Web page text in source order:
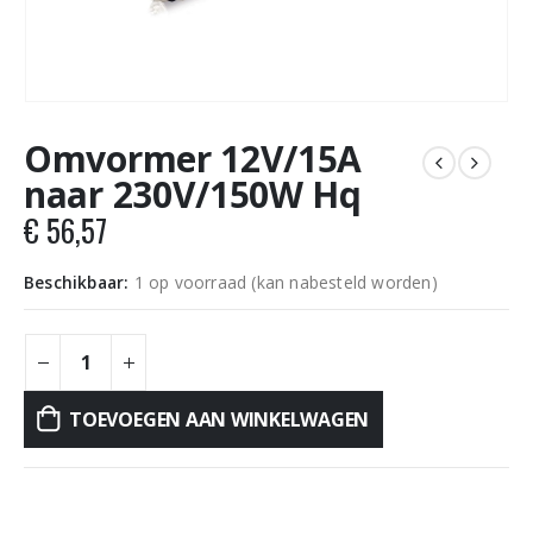
Omvormer 12V/15A
naar 230V/150W Hq
€ 56,57
Beschikbaar: 1 op voorraad (kan nabesteld worden)
TOEVOEGEN AAN WINKELWAGEN